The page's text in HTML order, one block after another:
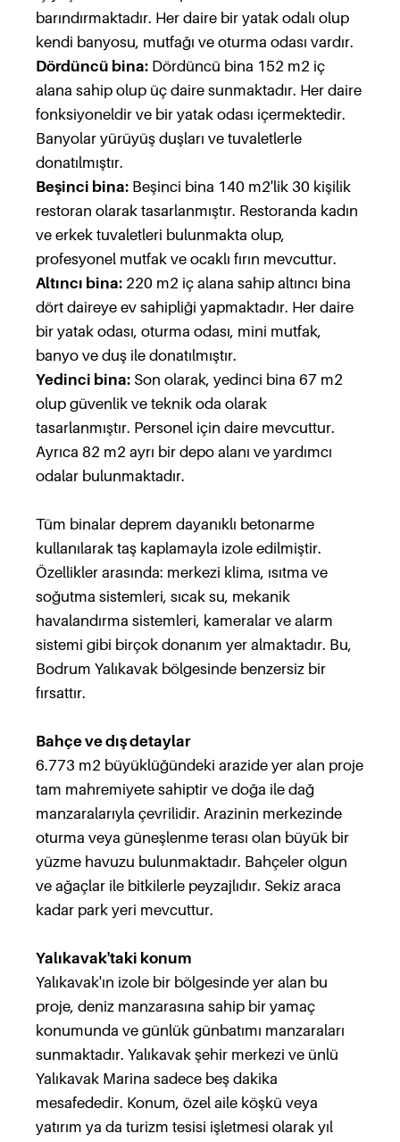
barındırmaktadır. Her daire bir yatak odalı olup
kendi banyosu, mutfağı ve oturma odası vardır.
Dördüncü bina: Dördüncü bina 152 m2 iç
alana sahip olup üç daire sunmaktadır. Her daire
fonksiyoneldir ve bir yatak odası içermektedir.
Banyolar yürüyüş duşları ve tuvaletlerle
donatılmıştır.
Beşinci bina: Beşinci bina 140 m2'lik 30 kişilik
restoran olarak tasarlanmıştır. Restoranda kadın
ve erkek tuvaletleri bulunmakta olup,
profesyonel mutfak ve ocaklı fırın mevcuttur.
Altıncı bina: 220 m2 iç alana sahip altıncı bina
dört daireye ev sahipliği yapmaktadır. Her daire
bir yatak odası, oturma odası, mini mutfak,
banyo ve duş ile donatılmıştır.
Yedinci bina: Son olarak, yedinci bina 67 m2
olup güvenlik ve teknik oda olarak
tasarlanmıştır. Personel için daire mevcuttur.
Ayrıca 82 m2 ayrı bir depo alanı ve yardımcı
odalar bulunmaktadır.
Tüm binalar deprem dayanıklı betonarme
kullanılarak taş kaplamayla izole edilmiştir.
Özellikler arasında: merkezi klima, ısıtma ve
soğutma sistemleri, sıcak su, mekanik
havalandırma sistemleri, kameralar ve alarm
sistemi gibi birçok donanım yer almaktadır. Bu,
Bodrum Yalıkavak bölgesinde benzersiz bir
fırsattır.
Bahçe ve dış detaylar
6.773 m2 büyüklüğündeki arazide yer alan proje
tam mahremiyete sahiptir ve doğa ile dağ
manzaralarıyla çevrilidir. Arazinin merkezinde
oturma veya güneşlenme terası olan büyük bir
yüzme havuzu bulunmaktadır. Bahçeler olgun
ve ağaçlar ile bitkilerle peyzajlıdır. Sekiz araca
kadar park yeri mevcuttur.
Yalıkavak'taki konum
Yalıkavak'ın izole bir bölgesinde yer alan bu
proje, deniz manzarasına sahip bir yamaç
konumunda ve günlük günbatımı manzaraları
sunmaktadır. Yalıkavak şehir merkezi ve ünlü
Yalıkavak Marina sadece beş dakika
mesafededir. Konum, özel aile köşkü veya
yatırım ya da turizm tesisi işletmesi olarak yıl